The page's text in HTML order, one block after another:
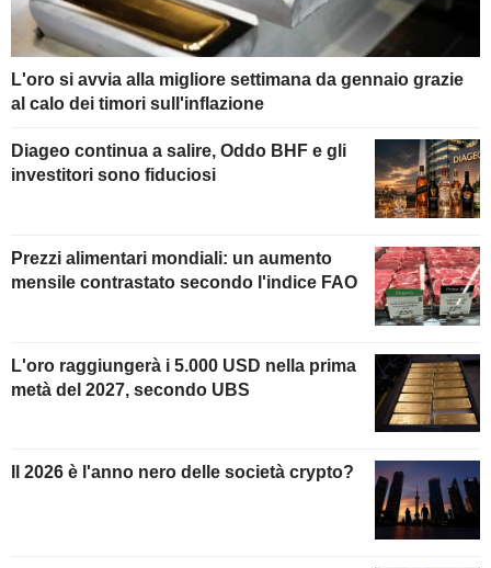
L'oro si avvia alla migliore settimana da gennaio grazie
al calo dei timori sull'inflazione
Diageo continua a salire, Oddo BHF e gli
investitori sono fiduciosi
Prezzi alimentari mondiali: un aumento
mensile contrastato secondo l'indice FAO
L'oro raggiungerà i 5.000 USD nella prima
metà del 2027, secondo UBS
Il 2026 è l'anno nero delle società crypto?